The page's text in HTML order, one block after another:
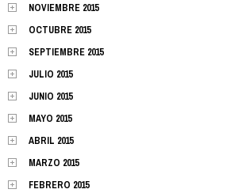
NOVIEMBRE 2015
OCTUBRE 2015
SEPTIEMBRE 2015
JULIO 2015
JUNIO 2015
MAYO 2015
ABRIL 2015
MARZO 2015
FEBRERO 2015